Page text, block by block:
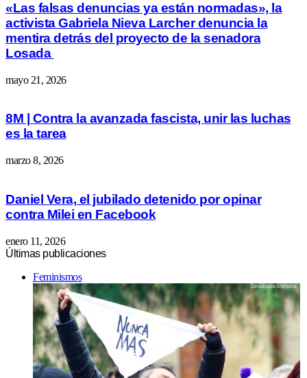
«Las falsas denuncias ya están normadas», la
activista Gabriela Nieva Larcher denuncia la
mentira detrás del proyecto de la senadora
Losada
mayo 21, 2026
8M | Contra la avanzada fascista, unir las luchas
es la tarea
marzo 8, 2026
Daniel Vera, el jubilado detenido por opinar
contra Milei en Facebook
enero 11, 2026
Últimas publicaciones
Feminismos